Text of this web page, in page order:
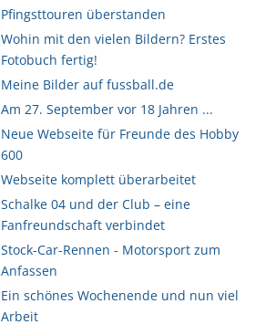
Pfingsttouren überstanden
Wohin mit den vielen Bildern? Erstes
Fotobuch fertig!
Meine Bilder auf fussball.de
Am 27. September vor 18 Jahren ...
Neue Webseite für Freunde des Hobby
600
Webseite komplett überarbeitet
Schalke 04 und der Club – eine
Fanfreundschaft verbindet
Stock-Car-Rennen - Motorsport zum
Anfassen
Ein schönes Wochenende und nun viel
Arbeit